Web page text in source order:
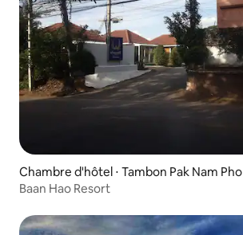
Chambre d'hôtel ⋅ Tambon Pak Nam Pho
Baan Hao Resort